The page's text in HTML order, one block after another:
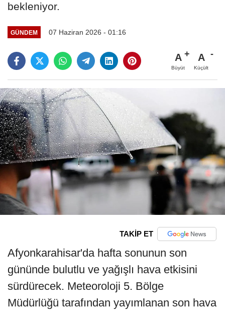
bekleniyor.
GÜNDEM 07 Haziran 2026 - 01:16
A
Büyüt
A
Küçült
TAKİP ET
Afyonkarahisar'da hafta sonunun son
gününde bulutlu ve yağışlı hava etkisini
sürdürecek. Meteoroloji 5. Bölge
Müdürlüğü tarafından yayımlanan son hava